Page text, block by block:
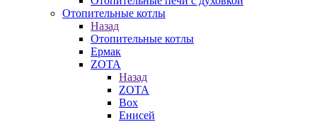
Отопительные котлы
Назад
Отопительные котлы
Ермак
ZOTA
Назад
ZOTA
Box
Енисей